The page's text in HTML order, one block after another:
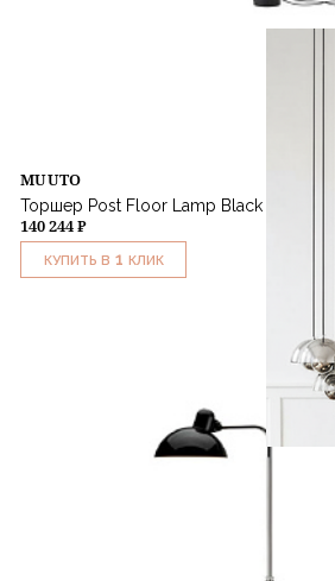
MUUTO
Торшер Post Floor Lamp Black
140 244 ₽
КУПИТЬ В 1 КЛИК